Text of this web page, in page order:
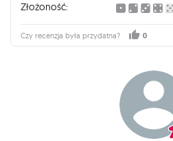
Złożoność:
Czy recenzja była przydatna? 0